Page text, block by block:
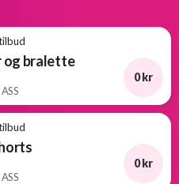
og bralette
0 kr
0 kr